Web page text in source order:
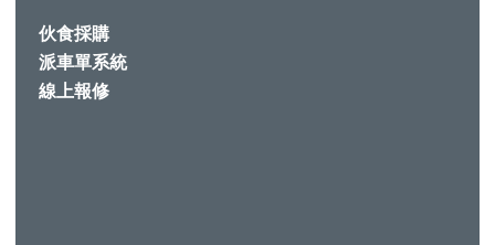
伙食採購
派車單系統
線上報修